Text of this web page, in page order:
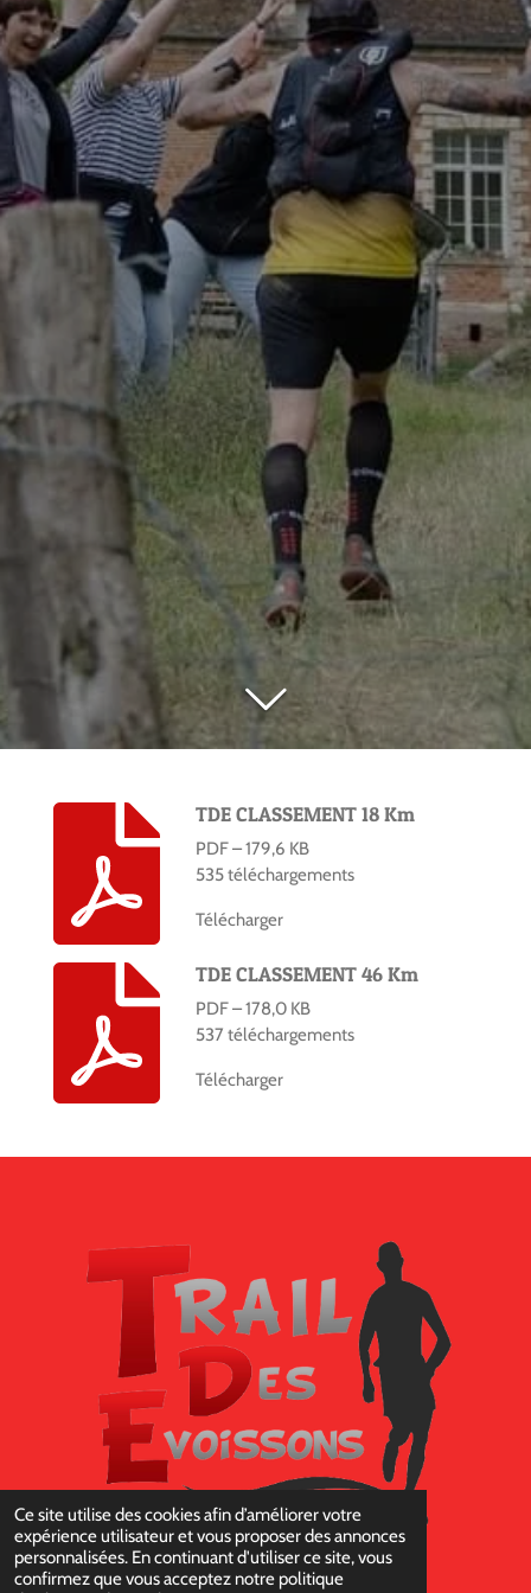
Ce site utilise des cookies afin d’améliorer votre
expérience utilisateur et vous proposer des annonces
personnalisées. En continuant d'utiliser ce site, vous
confirmez que vous acceptez notre politique
TDE CLASSEMENT 18 Km
PDF – 179,6 KB
535 téléchargements
Télécharger
TDE CLASSEMENT 46 Km
PDF – 178,0 KB
537 téléchargements
Télécharger